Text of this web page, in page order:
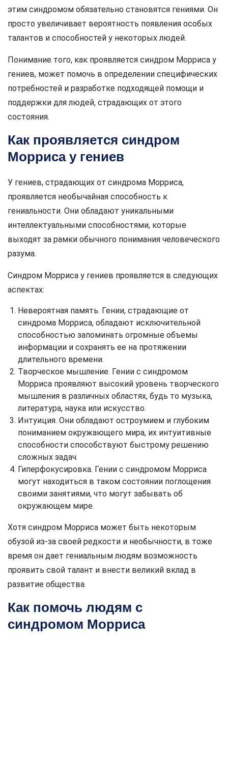
этим синдромом обязательно становятся гениями. Он
просто увеличивает вероятность появления особых
талантов и способностей у некоторых людей.
Понимание того, как проявляется синдром Морриса у
гениев, может помочь в определении специфических
потребностей и разработке подходящей помощи и
поддержки для людей, страдающих от этого
состояния.
Как проявляется синдром
Морриса у гениев
У гениев, страдающих от синдрома Морриса,
проявляется необычайная способность к
гениальности. Они обладают уникальными
интеллектуальными способностями, которые
выходят за рамки обычного понимания человеческого
разума.
Синдром Морриса у гениев проявляется в следующих
аспектах:
Невероятная память. Гении, страдающие от
синдрома Морриса, обладают исключительной
способностью запоминать огромные объемы
информации и сохранять ее на протяжении
длительного времени.
Творческое мышление. Гении с синдромом
Морриса проявляют высокий уровень творческого
мышления в различных областях, будь то музыка,
литература, наука или искусство.
Интуиция. Они обладают остроумием и глубоким
пониманием окружающего мира, их интуитивные
способности способствуют быстрому решению
сложных задач.
Гиперфокусировка. Гении с синдромом Морриса
могут находиться в таком состоянии поглощения
своими занятиями, что могут забывать об
окружающем мире.
Хотя синдром Морриса может быть некоторым
обузой из-за своей редкости и необычности, в тоже
время он дает гениальным людям возможность
проявить свой талант и внести великий вклад в
развитие общества.
Как помочь людям с
синдромом Морриса